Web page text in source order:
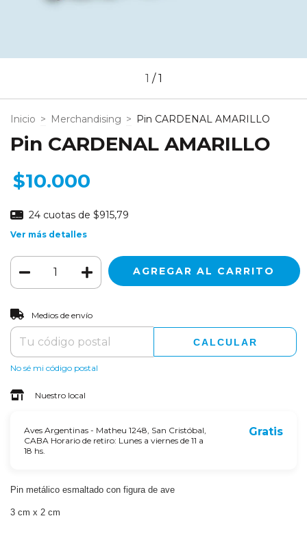
1 /1
Inicio > Merchandising > Pin CARDENAL AMARILLO
Pin CARDENAL AMARILLO
$10.000
24 cuotas de $915,79
Ver más detalles
Entregas para el CP:
Medios de envío
CALCULAR
No sé mi código postal
Nuestro local
Aves Argentinas - Matheu 1248, San Cristóbal,
CABA Horario de retiro: Lunes a viernes de 11 a
18 hs.
Gratis
Pin metálico esmaltado con figura de ave
3 cm x 2 cm